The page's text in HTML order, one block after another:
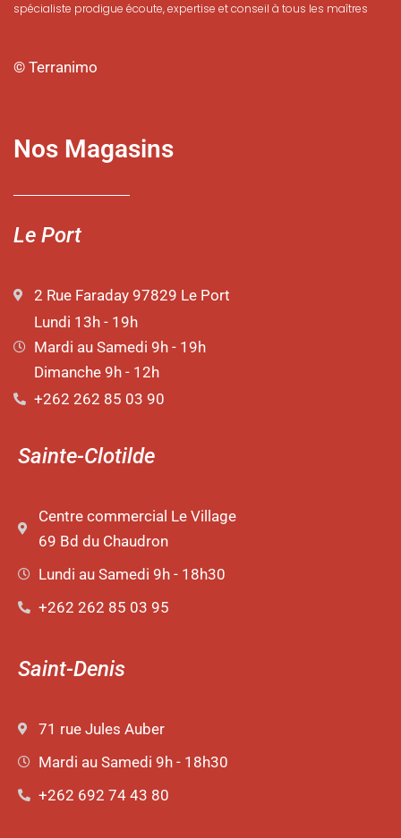
spécialiste prodigue écoute, expertise et conseil à tous les maîtres
© Terranimo
Nos Magasins
Le Port
2 Rue Faraday 97829 Le Port
Lundi 13h - 19h
Mardi au Samedi 9h - 19h
Dimanche 9h - 12h
+262 262 85 03 90
Sainte-Clotilde
Centre commercial Le Village
69 Bd du Chaudron
Lundi au Samedi 9h - 18h30
+262 262 85 03 95
Saint-Denis
71 rue Jules Auber
Mardi au Samedi 9h - 18h30
+262 692 74 43 80